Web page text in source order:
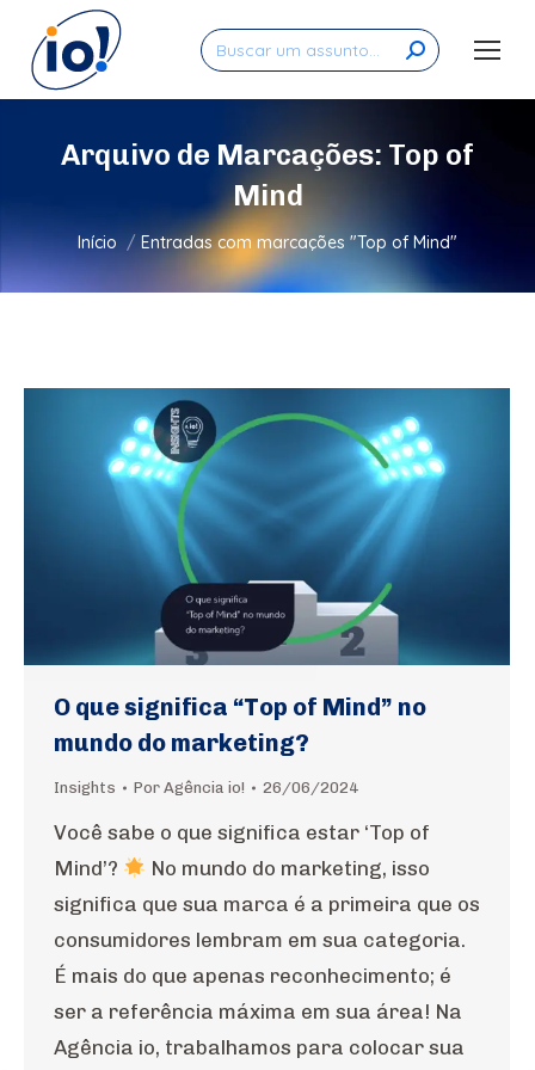
Search:
Arquivo de Marcações: Top of
Mind
Você está aqui:
Início Entradas com marcações "Top of Mind"
O que significa “Top of Mind” no
mundo do marketing?
Insights Por Agência io! 26/06/2024
Você sabe o que significa estar ‘Top of
Mind’?
No mundo do marketing, isso
significa que sua marca é a primeira que os
consumidores lembram em sua categoria.
É mais do que apenas reconhecimento; é
ser a referência máxima em sua área! Na
Agência io, trabalhamos para colocar sua